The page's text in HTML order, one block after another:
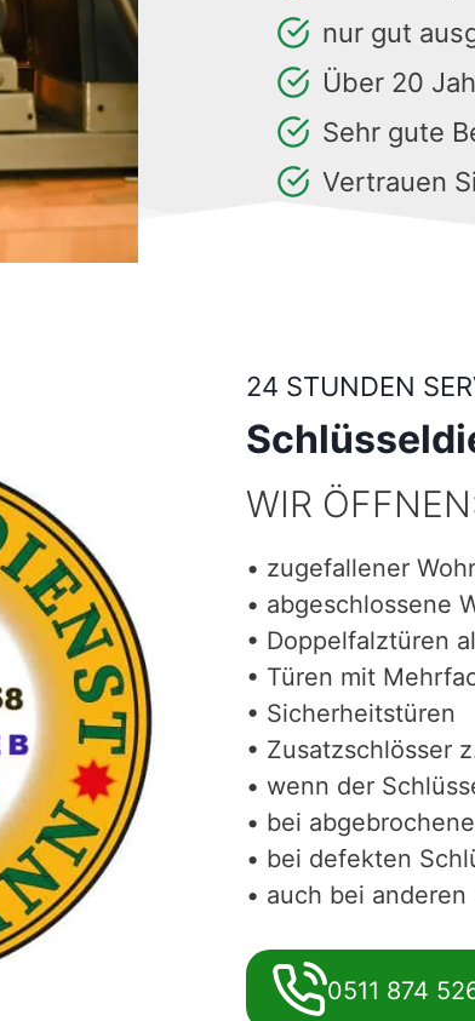
nur gut
Über 20
Sehr gute
Vertrauen
24 STUNDEN
WIR
• zugefallener
• abgeschlossene
• Doppelfalztüren
• Türen mit
• Sicherheitstüren
• Zusatzschlösser
• wenn der
• bei
• bei defekten
• auch bei
0511 874